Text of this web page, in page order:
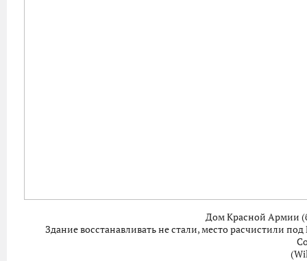
Дом Красной Армии
Здание восстанавливать не стали, место расчистили